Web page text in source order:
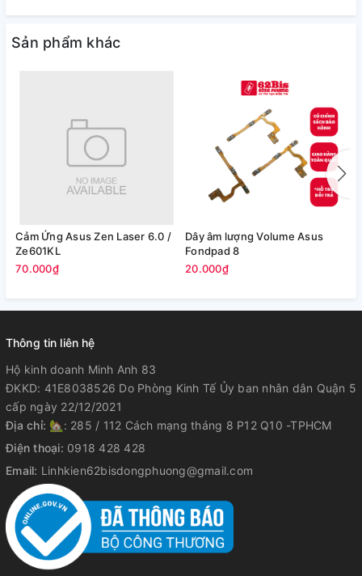
Sản phẩm khác
Cảm Ứng Asus Zen Laser 6.0 /
Ze601KL
70.000₫
Dây âm lượng Volume Asus
Fondpad 8
20.000₫
Thông tin liên hệ
Hộ kinh doanh Minh Anh 83
ĐKKD: 41E8038526 Do Phòng Kinh Tế Ủy ban nhân dân Quận 5
cấp ngày 22/12/2021
Địa chỉ: 🏡: 285 / 112 Cách mạng tháng 8 P12 Q10 -TPHCM
Điện thoại: 0918 428 428
Email: Linhkien62bisdongphuong@gmail.com